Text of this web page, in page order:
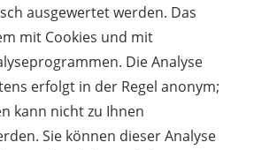
ausgewertet werden. Das
mit Cookies und mit
Die Analyse
erfolgt in der Regel anonym;
kann nicht zu Ihnen
Sie können dieser Analyse